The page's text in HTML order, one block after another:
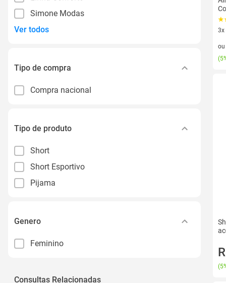
Simone Modas
Ver todos
Tipo de compra
Compra nacional
Tipo de produto
Short
Short Esportivo
Pijama
Genero
Feminino
Consultas Relacionadas
3x
3
ou
(
(